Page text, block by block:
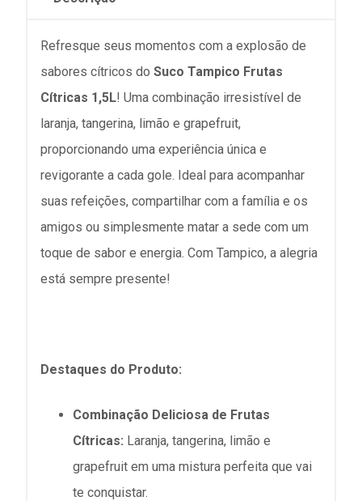
Refresque seus momentos com a explosão de
sabores cítricos do Suco Tampico Frutas
Cítricas 1,5L! Uma combinação irresistível de
laranja, tangerina, limão e grapefruit,
proporcionando uma experiência única e
revigorante a cada gole. Ideal para acompanhar
suas refeições, compartilhar com a família e os
amigos ou simplesmente matar a sede com um
toque de sabor e energia. Com Tampico, a alegria
está sempre presente!
Destaques do Produto:
Combinação Deliciosa de Frutas
Cítricas: Laranja, tangerina, limão e
grapefruit em uma mistura perfeita que vai
te conquistar.